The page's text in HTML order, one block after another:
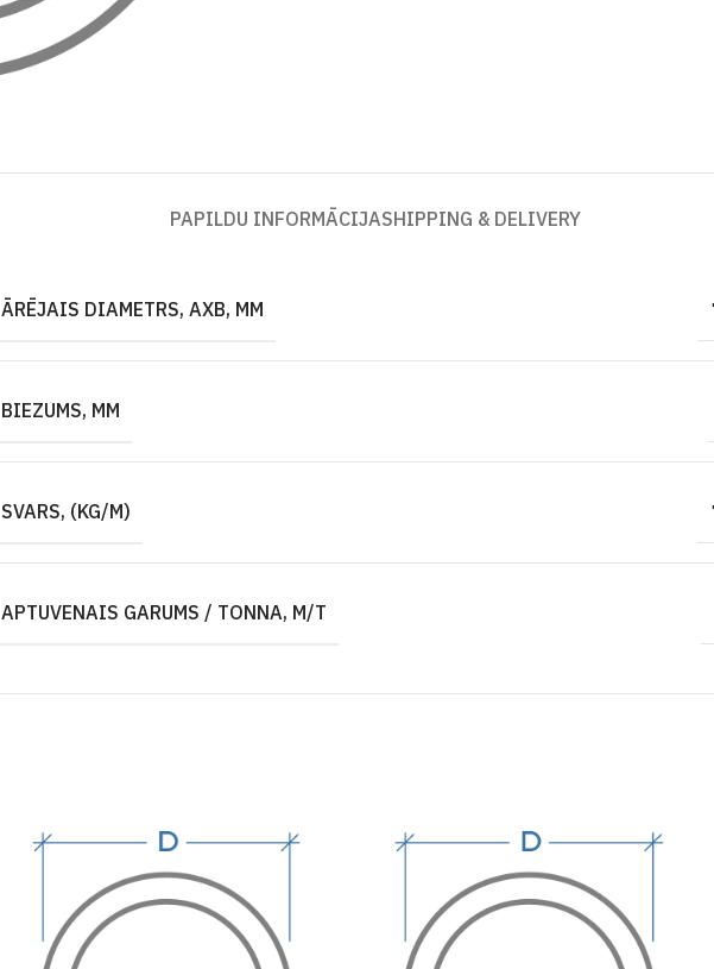
PAPILDU INFORMĀCIJASHIPPING & DELIVERY
ĀRĒJAIS DIAMETRS, AXB, MM
BIEZUMS, MM
SVARS, (KG/M)
APTUVENAIS GARUMS / TONNA, M/T